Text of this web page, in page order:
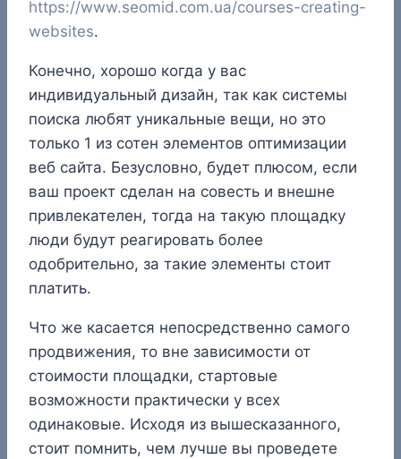
https://www.seomid.com.ua/courses-creating-
websites.
Конечно, хорошо когда у вас
индивидуальный дизайн, так как системы
поиска любят уникальные вещи, но это
только 1 из сотен элементов оптимизации
веб сайта. Безусловно, будет плюсом, если
ваш проект сделан на совесть и внешне
привлекателен, тогда на такую площадку
люди будут реагировать более
одобрительно, за такие элементы стоит
платить.
Что же касается непосредственно самого
продвижения, то вне зависимости от
стоимости площадки, стартовые
возможности практически у всех
одинаковые. Исходя из вышесказанного,
стоит помнить, чем лучше вы проведете